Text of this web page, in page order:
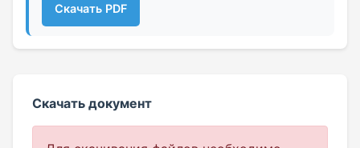
Скачать PDF
Скачать документ